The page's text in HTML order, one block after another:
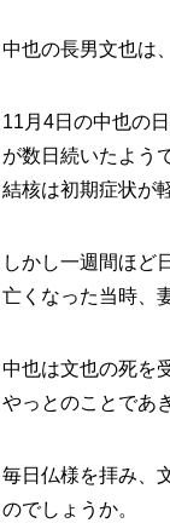
中也の長男文也は
11月4日の中也の
が数日続いたよう
結核は初期症状が
しかし一週間ほど
亡くなった当時、
中也は文也の死を
やっとのことであ
毎日仏様を拝み、
のでしょうか。